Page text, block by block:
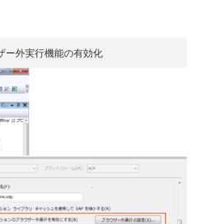
外実行機能の有効化